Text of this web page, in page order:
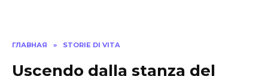
ГЛАВНАЯ » STORIE DI VITA
Uscendo dalla stanza del